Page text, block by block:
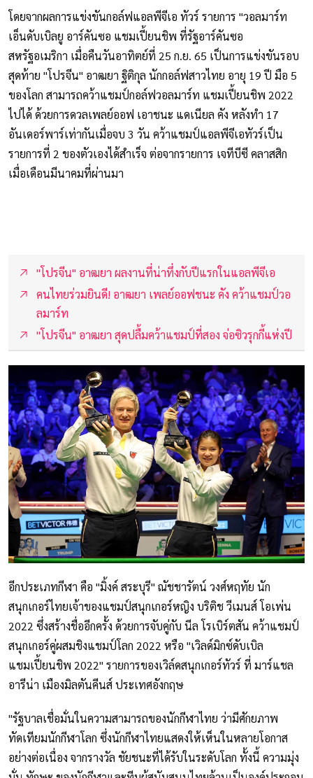
โดยจากผลการแข่งขันกอล์ฟแอลพีจีเอ ทัวร์ รายการ "วอลมาร์ท
เอ็นดับเบิลยู อาร์คันซอ แชมเปี้ยนชิพ ที่รัฐอาร์คันซอ
สหรัฐอเมริกา เมื่อคืนวันอาทิตย์ที่ 25 ก.ย. 65 เป็นการแข่งขันรอบ
สุดท้าย "โปรจีน" อาฒยา ฐิติกุล นักกอล์ฟสาวไทย อายุ 19 ปี มือ 5
ของโลก สามารถคว้าแชมป์กอล์ฟวอลมาร์ท แชมเปี้ยนชิพ 2022
ไปได้ ด้วยการดวลเพลย์ออฟ เอาชนะ แดเนียล คัง หลังทำ 17
อันเดอร์พาร์เท่ากันเมื่อจบ 3 วัน คว้าแชมป์แอลพีจีเอทัวร์เป็น
รายการที่ 2 ของตัวเองได้สำเร็จ ต่อจากรายการ เจทีบีซี คลาสสิก
เมื่อเดือนมีนาคมที่ผ่านมา
"โปรจีน" อาฒยา ผลงานที่น่าทึ่งกับปีแรกในแอลพีจีเอ
คนไทยร่วมยินดี! อาฒยา เพลย์ออฟชนะ คัง คว้าแชมป์วอ
ลมาร์ท
"โปรจีน" อาฒยา สุดปลื้มคว้าแชมป์ที่สอง จ่อซิวรุกกี้แห่งปี
อีกประเภทกีฬา คือ "มิ้งค์ สระบุรี" ณัชชารัตน์ วงศ์หฤทัย นัก
สนุกเกอร์ไทยเจ้าของแชมป์สนุกเกอร์หญิง บริติช วีเมนส์ โอเพ่น
2022 ซึ่งสร้างชื่ออีกครั้ง ด้วยการจับคู่กับ นีล โรเบิร์ตสัน คว้าแชมป์
สนุกเกอร์คู่ผสมชิงแชมป์โลก 2022 หรือ "เวิลด์มิกซ์ดับเบิล
แชมเปี้ยนชิพ 2022" รายการของเวิล์ดสนุกเกอร์ทัวร์ ที่ มาร์แชล
อารีน่า เมืองมิลตันคีนส์ ประเทศอังกฤษ
"รัฐบาลเชื่อมั่นในความสามารถของนักกีฬาไทย ว่ามีศักยภาพ
ทัดเทียมนักกีฬาโลก ซึ่งนักกีฬาไทยแสดงให้เห็นในหลายโอกาส
อย่างต่อเนื่อง จากรางวัล ชัยชนะที่ได้รับในระดับโลก ทั้งนี้ ความมุ่ง